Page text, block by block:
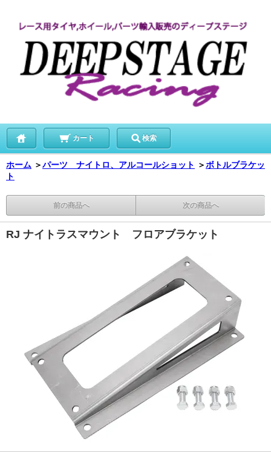
カート 検索
ホーム ＞パーツ ナイトロ、アルコールショット ＞ボトルブラケッ
ト
前の商品へ 次の商品へ
RJ ナイトラスマウント フロアブラケット